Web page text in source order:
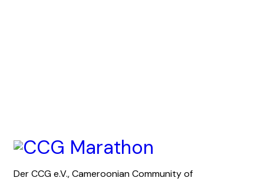
Der CCG e.V., Cameroonian Community of